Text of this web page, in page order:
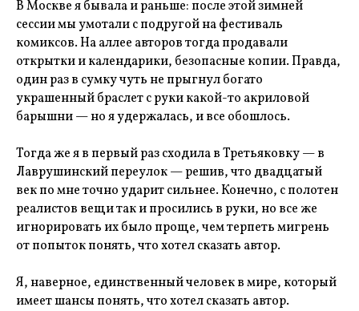
В Москве я бывала и раньше: после этой зимней
сессии мы умотали с подругой на фестиваль
комиксов. На аллее авторов тогда продавали
открытки и календарики, безопасные копии. Правда,
один раз в сумку чуть не прыгнул богато
украшенный браслет с руки какой-то акриловой
барышни — но я удержалась, и все обошлось.
Тогда же я в первый раз сходила в Третьяковку — в
Лаврушинский переулок — решив, что двадцатый
век по мне точно ударит сильнее. Конечно, с полотен
реалистов вещи так и просились в руки, но все же
игнорировать их было проще, чем терпеть мигрень
от попыток понять, что хотел сказать автор.
Я, наверное, единственный человек в мире, который
имеет шансы понять, что хотел сказать автор.